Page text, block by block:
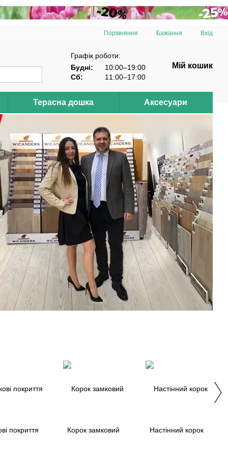
Порівняння Бажання Вхід
Графік роботи:
Будні:
10:00–19:00
Сб:
11:00–17:00
Мій кошик
Терасна дошка Аксесуари
покриття Корок замковий Настінний корок